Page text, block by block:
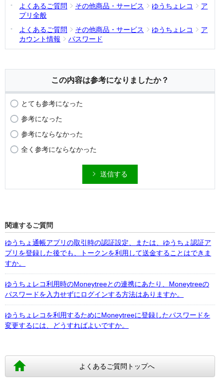
よくあるご質問 その他商品・サービス ゆうちょレコ
ア
プリ全般
よくあるご質問
その他商品・サービス ゆうちょレコ
ア
カウント情報
パスワード
この内容は参考になりましたか？
とても参考になった
参考になった
参考にならなかった
全く参考にならなかった
送信する
関連するご質問
ゆうちょ通帳アプリの取引時の認証設定、または、ゆうちょ認証ア
プリを登録した後でも、トークンを利用して送金することはできま
すか。
ゆうちょレコ利用時のMoneytreeとの連携にあたり、Moneytreeの
パスワードを入力せずにログインする方法はありますか。
ゆうちょレコを利用するためにMoneytreeに登録したパスワードを
変更するには、どうすればよいですか。
よくあるご質問トップへ